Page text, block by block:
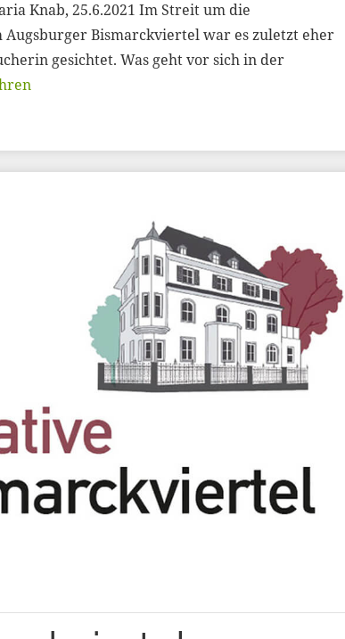
Knab, 25.6.2021 Im Streit um die
Bismarckviertel war es zuletzt eher
gesichtet. Was geht vor sich in der